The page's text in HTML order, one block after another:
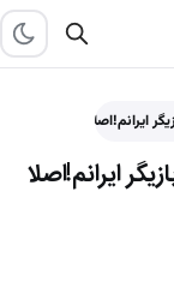
رازنگهدار نیستم
ایرانم!اصلا